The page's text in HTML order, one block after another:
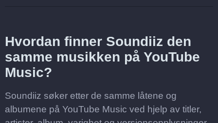
Hvordan finner Soundiiz den
samme musikken på YouTube
Music?
Soundiiz søker etter de samme låtene og
albumene på YouTube Music ved hjelp av titler,